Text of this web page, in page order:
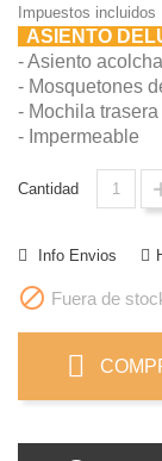
Impuestos incluidos
ASIENTO
- Asiento
- Mosquetones
- Mochila
- Impermeable
Cantidad
Info Envios
 Fuera de